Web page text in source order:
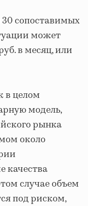
30 сопоставимых
может
в месяц, или
в целом
модель,
рынка
около
качества
случае объем
под риском,